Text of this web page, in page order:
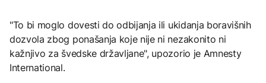
"To bi moglo dovesti do odbijanja ili ukidanja boravišnih
dozvola zbog ponašanja koje nije ni nezakonito ni
kažnjivo za švedske državljane", upozorio je Amnesty
International.